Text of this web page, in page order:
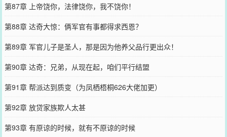
第87章 上帝饶你，法律饶你，我不饶你！
第88章 达奇大惊：俩军官有事都得求西恩？
第89章 军官儿子是圣人，那是因为他养父品行更出众！
第90章 达奇：兄弟，从现在起，咱们平行结盟
第91章 帮派达到质变（为凤栖梧桐626大佬加更）
第92章 放贷家族欺人太甚
第93章 有原谅的时候，就有不原谅的时候